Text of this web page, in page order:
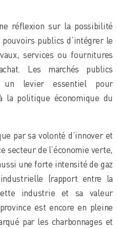
réflexion sur la possibilité
publics d’intégrer le
services ou fournitures
Les marchés publics
un levier essentiel pour
la politique économique du
par sa volonté d’innover et
secteur de l’économie verte,
une forte intensité de gaz
(rapport entre la
industrie et sa valeur
est encore en pleine
par les charbonnages et